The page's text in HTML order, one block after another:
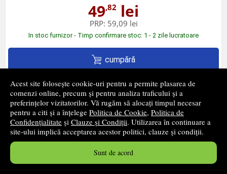
Acest site folosește cookie-uri pentru a permite plasarea de
comenzi online, precum și pentru analiza traficului și a
preferințelor vizitatorilor. Vă rugăm să alocați timpul necesar
pentru a citi și a înțelege Politica de Cookie, Politica de
Confidențialitate și Clauze și Condiții. Utilizarea în continuare a
site-ului implică acceptarea acestor politici, clauze și condiții.
Sunt de acord
49,82 lei
PRP: 59,09 lei
In stoc furnizor - Timp confirmare stoc: 1 - 2 zile lucratoare
cumpără
‹ pagina precedentă
1 ... 7 8 9 ... 29
pagina următoare ›
337 - 384din1379produse
Prețurile afișate includ TVA.